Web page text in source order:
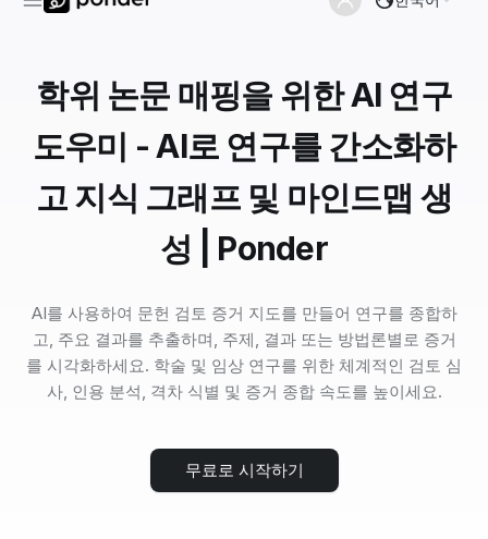
학위 논문 매핑을 위한 AI 연구
도우미 - AI로 연구를 간소화하
고 지식 그래프 및 마인드맵 생
성 | Ponder
AI를 사용하여 문헌 검토 증거 지도를 만들어 연구를 종합하
고, 주요 결과를 추출하며, 주제, 결과 또는 방법론별로 증거
를 시각화하세요. 학술 및 임상 연구를 위한 체계적인 검토 심
사, 인용 분석, 격차 식별 및 증거 종합 속도를 높이세요.
무료로 시작하기